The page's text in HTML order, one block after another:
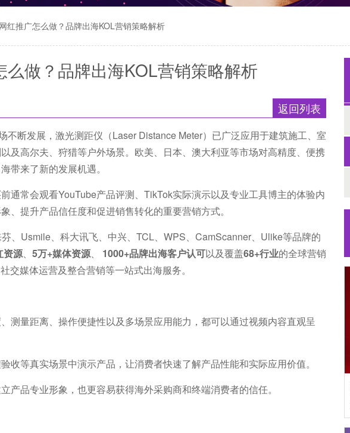
红推广怎么做？品牌出海KOL营销策略解析
做？品牌出海KOL营销策略解析
返回列表
断发展，激光测距仪（Laser Distance Meter）已广泛应用于建筑施工、室
及高尔夫、狩猎等户外场景。欧美、日本、澳大利亚等市场对高精度、便携
带来了新的发展机遇。
通常会观看YouTube产品评测、TikTok实际演示以及专业工具博主的体验内
提升产品信任度和促进销售转化的重要营销方式。
、Usmile、科大讯飞、中兴、TCL、WPS、CamScanner、Ulike等品牌的
资源、 5万+媒体资源、 1000+品牌出海客户认可以及覆盖68+行业的全球营销
交媒体运营及整合营销等一站式出海服务。
测量距离、操作便捷性以及多场景应用能力，都可以通过视频内容直观呈
等真实场景中演示产品，让消费者快速了解产品性能和实际应用价值。
品专业形象，也更容易获得海外采购商和终端消费者的信任。